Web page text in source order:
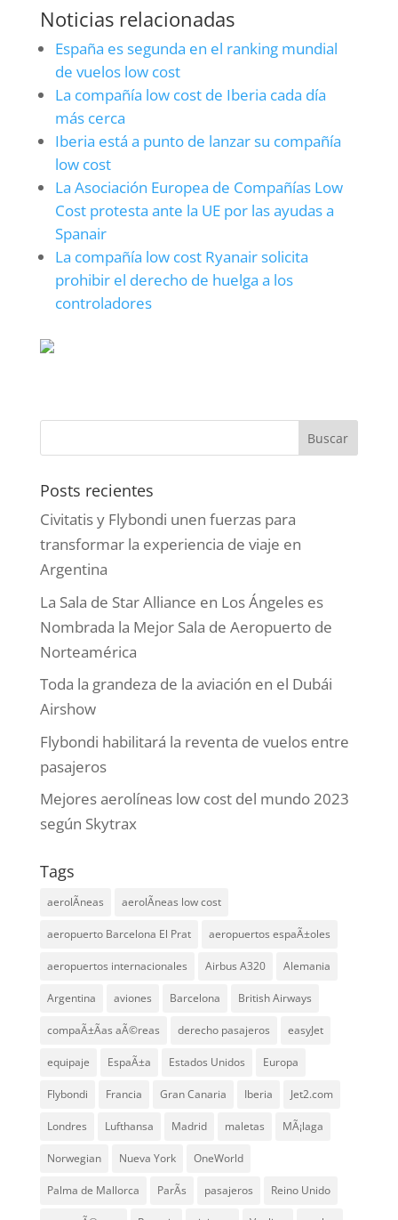
Noticias relacionadas
España es segunda en el ranking mundial
de vuelos low cost
La compañía low cost de Iberia cada día
más cerca
Iberia está a punto de lanzar su compañía
low cost
La Asociación Europea de Compañías Low
Cost protesta ante la UE por las ayudas a
Spanair
La compañía low cost Ryanair solicita
prohibir el derecho de huelga a los
controladores
Posts recientes
Civitatis y Flybondi unen fuerzas para
transformar la experiencia de viaje en
Argentina
La Sala de Star Alliance en Los Ángeles es
Nombrada la Mejor Sala de Aeropuerto de
Norteamérica
Toda la grandeza de la aviación en el Dubái
Airshow
Flybondi habilitará la reventa de vuelos entre
pasajeros
Mejores aerolíneas low cost del mundo 2023
según Skytrax
Tags
aerolÃ­neas aerolÃ­neas low cost
aeropuerto Barcelona El Prat aeropuertos espaÃ±oles
aeropuertos internacionales Airbus A320 Alemania
Argentina aviones Barcelona British Airways
compaÃ±Ã­as aÃ©reas derecho pasajeros easyJet
equipaje EspaÃ±a Estados Unidos Europa
Flybondi Francia Gran Canaria Iberia Jet2.com
Londres Lufthansa Madrid maletas MÃ¡laga
Norwegian Nueva York OneWorld
Palma de Mallorca ParÃ­s pasajeros Reino Unido